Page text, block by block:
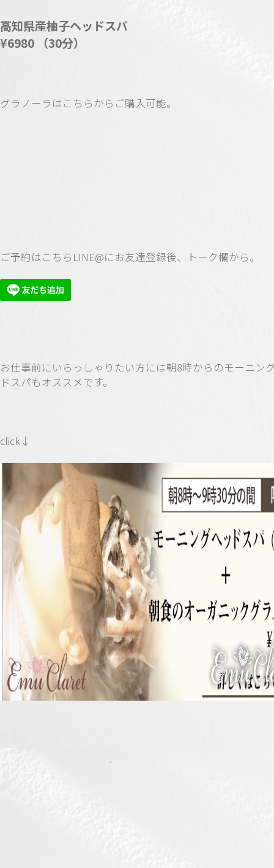
高知県産柚子ヘッドスパ
¥6980 （30分）
グラノーラはこちらからご購入可能。
ご予約はこちらLINE@にお友達登録後、トーク欄から。
お仕事前にいらっしゃりたい方には朝8時からのモーニン
ドスパもオススメです。
click↓